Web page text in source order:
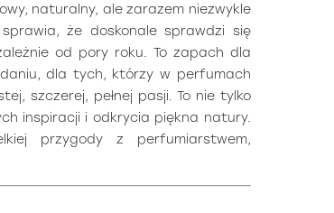
naturalny, ale zarazem niezwykle
że doskonale sprawdzi się
od pory roku. To zapach dla
dla tych, którzy w perfumach
szczerej, pełnej pasji. To nie tylko
inspiracji i odkrycia piękna natury.
przygody z perfumiarstwem,